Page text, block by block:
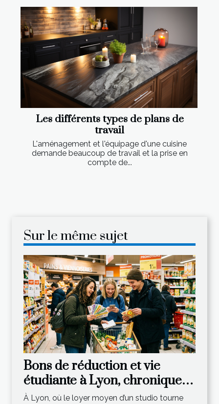
Les différents types de plans de
travail
L'aménagement et l'équipage d'une cuisine
demande beaucoup de travail et la prise en
compte de...
Sur le même sujet
Bons de réduction et vie
étudiante à Lyon, chronique
d’une économie astucieuse
À Lyon, où le loyer moyen d’un studio tourne